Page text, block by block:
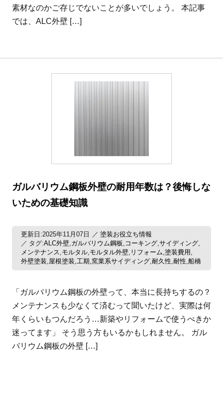
素材なのかご存じでないことが多いでしょう。 本記事
では、ALC外壁 […]
ガルバリウム鋼板外壁の耐用年数は？後悔しな
いための基礎知識
更新日:2025年11月07日
塗装お役立ち情報
タグ:ALC外壁,ガルバリウム鋼板, コーキング,サイディング,
メンテナンス ,モルタル,モルタル外壁, リフォーム,塗装費用,
外壁塗装,屋根塗装,工期,窯業系サイディング,耐久性,耐性,船橋
「ガルバリウム鋼板の外壁って、本当に長持ちするの？
メンテナンスも少なくて済むって聞いたけど、実際は何
年くらいもつんだろう…新築やリフォームで使うべきか
迷ってます」 そう思う方もいるかもしれません。 ガル
バリウム鋼板の外壁 […]